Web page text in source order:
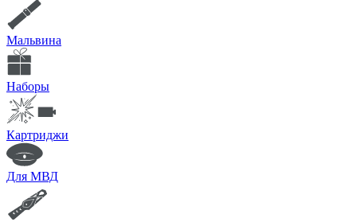
Мальвина
Наборы
Картриджи
Для МВД